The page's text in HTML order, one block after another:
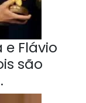
e Flávio
são